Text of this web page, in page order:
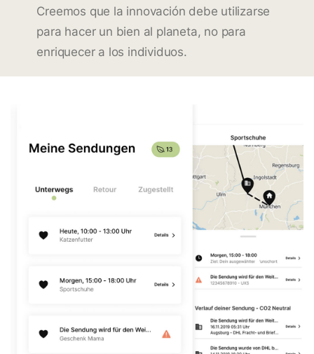
Creemos que la innovación debe utilizarse
para hacer un bien al planeta, no para
enriquecer a los individuos.